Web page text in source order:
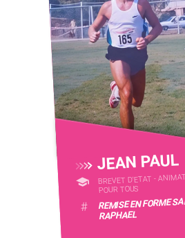
JEAN PAUL
BREVET D'ETAT -
POUR TOUS
# REMISE EN FORME
RAPHAEL